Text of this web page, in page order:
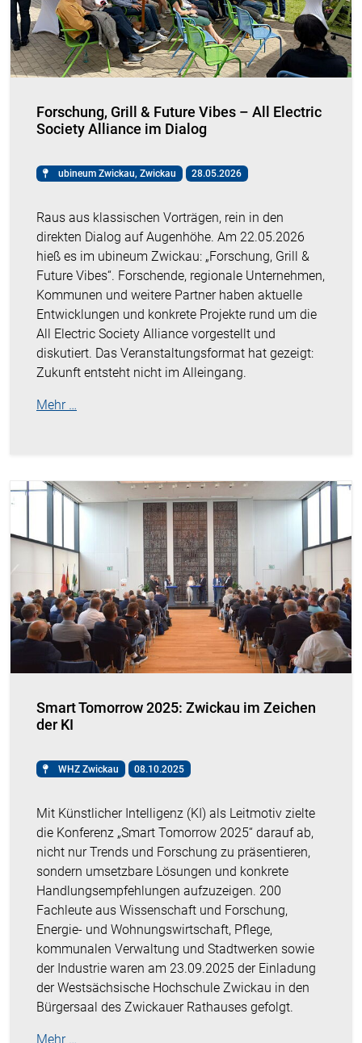
Forschung, Grill & Future Vibes – All Electric
Society Alliance im Dialog
ubineum Zwickau, Zwickau 28.05.2026
Raus aus klassischen Vorträgen, rein in den
direkten Dialog auf Augenhöhe. Am 22.05.2026
hieß es im ubineum Zwickau: „Forschung, Grill &
Future Vibes“. Forschende, regionale Unternehmen,
Kommunen und weitere Partner haben aktuelle
Entwicklungen und konkrete Projekte rund um die
All Electric Society Alliance vorgestellt und
diskutiert. Das Veranstaltungsformat hat gezeigt:
Zukunft entsteht nicht im Alleingang.
Mehr …
Smart Tomorrow 2025: Zwickau im Zeichen
der KI
WHZ Zwickau 08.10.2025
Mit Künstlicher Intelligenz (KI) als Leitmotiv zielte
die Konferenz „Smart Tomorrow 2025“ darauf ab,
nicht nur Trends und Forschung zu präsentieren,
sondern umsetzbare Lösungen und konkrete
Handlungsempfehlungen aufzuzeigen. 200
Fachleute aus Wissenschaft und Forschung,
Energie- und Wohnungswirtschaft, Pflege,
kommunalen Verwaltung und Stadtwerken sowie
der Industrie waren am 23.09.2025 der Einladung
der Westsächsische Hochschule Zwickau in den
Bürgersaal des Zwickauer Rathauses gefolgt.
Mehr …